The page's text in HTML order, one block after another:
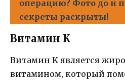
операцию? Фото до и
секреты раскрыты!
Витамин K
Витамин K является
витамином, который